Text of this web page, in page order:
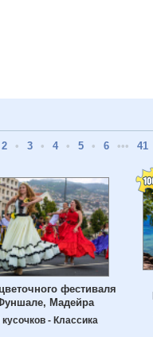
2 • 3 • 4 • 5 • 6 ••• 41
фестиваля
Мадейра
кусочков - Классика